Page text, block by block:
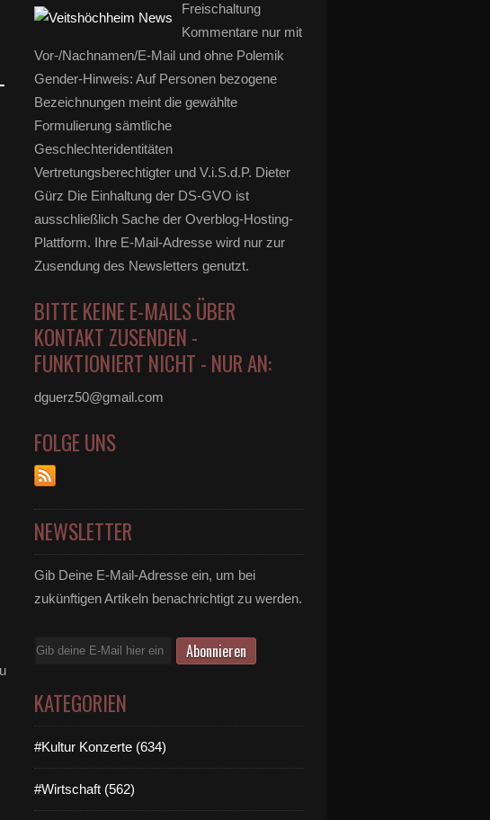
Freischaltung
Kommentare nur mit
Vor-/Nachnamen/E-Mail und ohne Polemik
Gender-Hinweis: Auf Personen bezogene
Bezeichnungen meint die gewählte
Formulierung sämtliche
Geschlechteridentitäten
Vertretungsberechtigter und V.i.S.d.P. Dieter
Gürz Die Einhaltung der DS-GVO ist
ausschließlich Sache der Overblog-Hosting-
Plattform. Ihre E-Mail-Adresse wird nur zur
Zusendung des Newsletters genutzt.
BITTE KEINE E-MAILS ÜBER
KONTAKT ZUSENDEN -
FUNKTIONIERT NICHT - NUR AN:
dguerz50@gmail.com
FOLGE UNS
NEWSLETTER
Gib Deine E-Mail-Adresse ein, um bei
zukünftigen Artikeln benachrichtigt zu werden.
E-
KATEGORIEN
#Kultur Konzerte (634)
#Wirtschaft (562)